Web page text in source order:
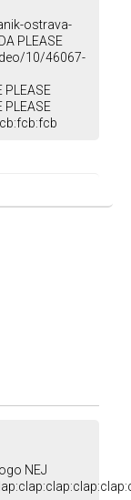
ostrava-
PLEASE
10/46067-
PLEASE
PLEASE
NEJ